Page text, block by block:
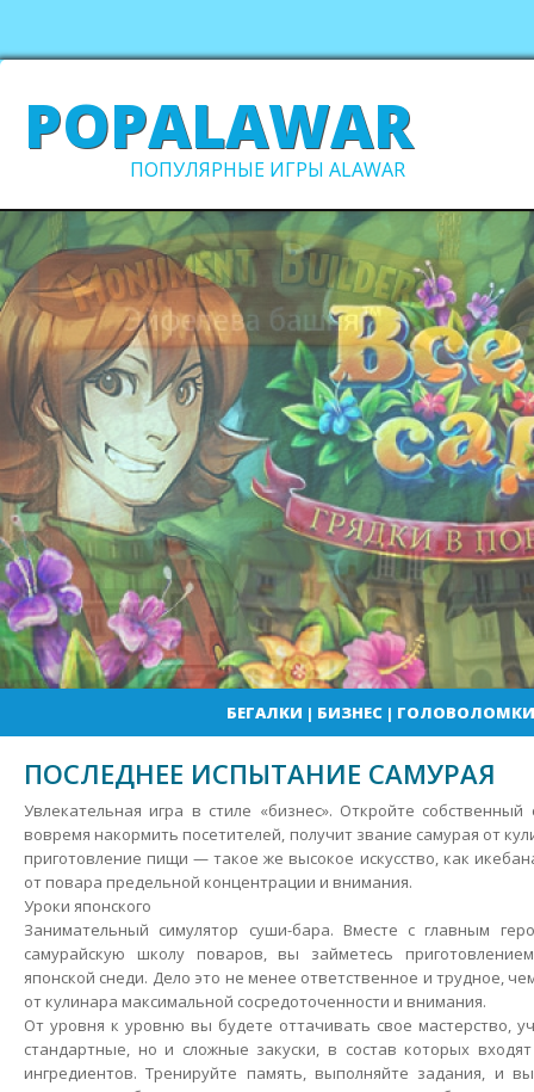
POPALAWAR
ПОПУЛЯРНЫЕ ИГРЫ ALAWAR
БЕГАЛКИ | БИЗНЕС| ГОЛОВОЛОМКИ
ПОСЛЕДНЕЕ ИСПЫТАНИЕ САМУРАЯ
Увлекательная игра в стиле «бизнес». Откройте
вовремя накормить посетителей, получит звание самурая от
приготовление пищи — такое же высокое искусство, как
от повара предельной концентрации и внимания.
Уроки японского
Занимательный симулятор суши-бара. Вместе с главным
самурайскую школу поваров, вы займетесь
японской снеди. Дело это не менее ответственное и трудное,
от кулинара максимальной сосредоточенности и внимания.
От уровня к уровню вы будете оттачивать свое мастерство,
стандартные, но и сложные закуски, в состав которых
ингредиентов. Тренируйте память, выполняйте задания, и